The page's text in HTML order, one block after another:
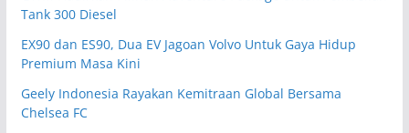
Tank 300 Diesel
EX90 dan ES90, Dua EV Jagoan Volvo Untuk Gaya Hidup
Premium Masa Kini
Geely Indonesia Rayakan Kemitraan Global Bersama
Chelsea FC